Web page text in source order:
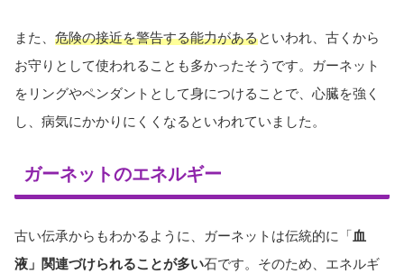
また、 危険の接近を警告する能力があるといわれ、古くから
お守りとして使われることも多かったそうです。ガーネット
をリングやペンダントとして身につけることで、心臓を強く
し、病気にかかりにくくなるといわれていました。
ガーネットのエネルギー
古い伝承からもわかるように、ガーネットは伝統的に「血
液」関連づけられることが多い石です。そのため、エネルギ